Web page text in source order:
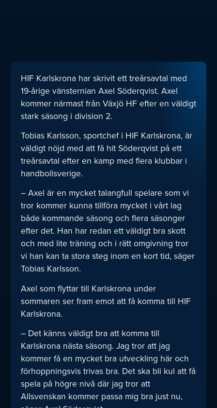
HIF Karlskrona har skrivit ett treårsavtal med
19-årige vänsternian Axel Söderqvist. Axel
kommer närmast från Växjö HF efter en väldigt
stark säsong i division 2.
Tobias Karlsson, sportchef i HIF Karlskrona, är
väldigt nöjd med att få hit Söderqvist på ett
treårsavtal efter en kamp med flera klubbar i
handbollsverige.
– Axel är en mycket talangfull spelare som vi
tror kommer kunna tillföra mycket i vårt lag
både kommande säsong och flera säsonger
efter det. Han har redan ett väldigt bra skott
och med lite träning och i rätt omgivning tror
vi han kan ta stora steg inom en kort tid, säger
Tobias Karlsson.
Axel som flyttar till Karlskrona under
sommaren ser fram emot att få komma till HIF
Karlskrona.
– Det känns väldigt bra att komma till
Karlskrona nästa säsong. Jag tror att jag
kommer få en mycket bra utveckling här och
förhoppningsvis trivas bra. Det ska bli kul att få
spela på högre nivå där jag tror att
Allsvenskan kommer passa mig bra just nu,